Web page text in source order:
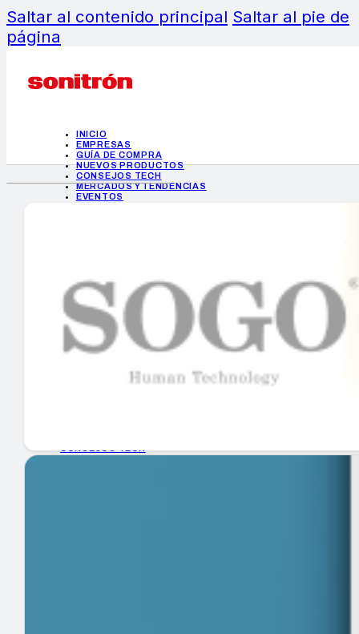
Saltar al contenido principal Saltar al pie de
página
INICIO
EMPRESAS
GUÍA DE COMPRA
NUEVOS PRODUCTOS
CONSEJOS TECH
MERCADOS Y TENDENCIAS
EVENTOS
INICIO
EMPRESAS
GUÍA DE COMPRA